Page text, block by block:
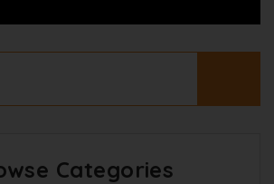
Categories